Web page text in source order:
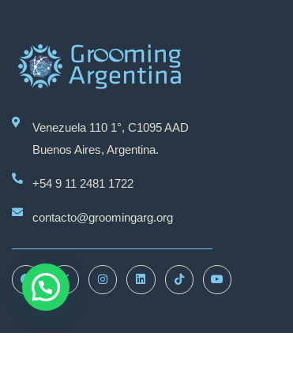
Venezuela 110 1°, C1095 AAD
Buenos Aires, Argentina.
+54 9 11 2481 1722
contacto@groomingarg.org